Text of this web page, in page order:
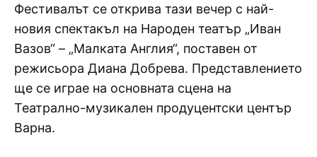
Фестивалът се открива тази вечер с най-
новия спектакъл на Народен театър „Иван
Вазов“ – „Малката Англия“, поставен от
режисьора Диана Добрева. Представлението
ще се играе на основната сцена на
Театрално-музикален продуцентски център
Варна.